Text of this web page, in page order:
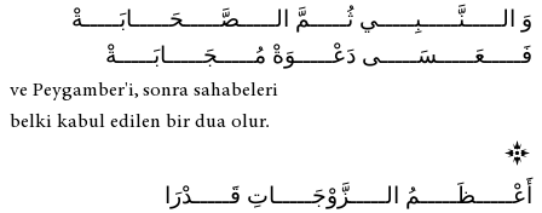
وَ الـــــنَّـــــبِـــــي ثُـــــمَّ الـــــصَّـــــحَـــــابَـــــةْ
فَـــــعَـــــسَـــــى دَعْـــــوَةْ مُـــــجَـــــابَـــــةْ
ve Peygamber'i, sonra sahabeleri
belki kabul edilen bir dua olur.
أَعْـــــظَـــــمُ الـــــزَّوْجَـــــاتِ قَـــــدْرَا